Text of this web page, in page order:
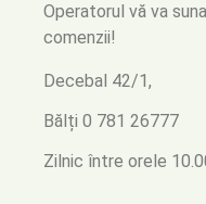
Operatorul vă va
comenzii!
Decebal 42/1,
Bălți 0 781 26777
Zilnic între orele